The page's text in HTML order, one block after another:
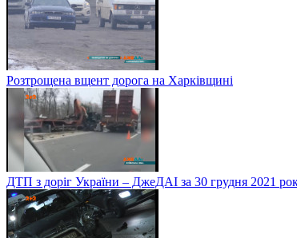
Розтрощена вщент дорога на Харківщині
ДТП з доріг України – ДжеДАІ за 30 грудня 2021